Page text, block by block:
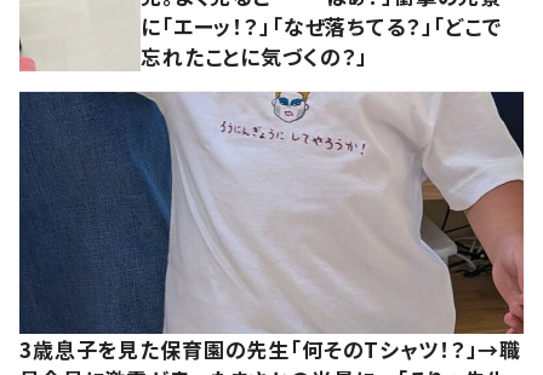
に「エーッ！？」「なぜ落ちてる？」「どこで
忘れたことに気づくの？」
3歳息子を見た保育園の先生「何そのTシャツ！？」→職